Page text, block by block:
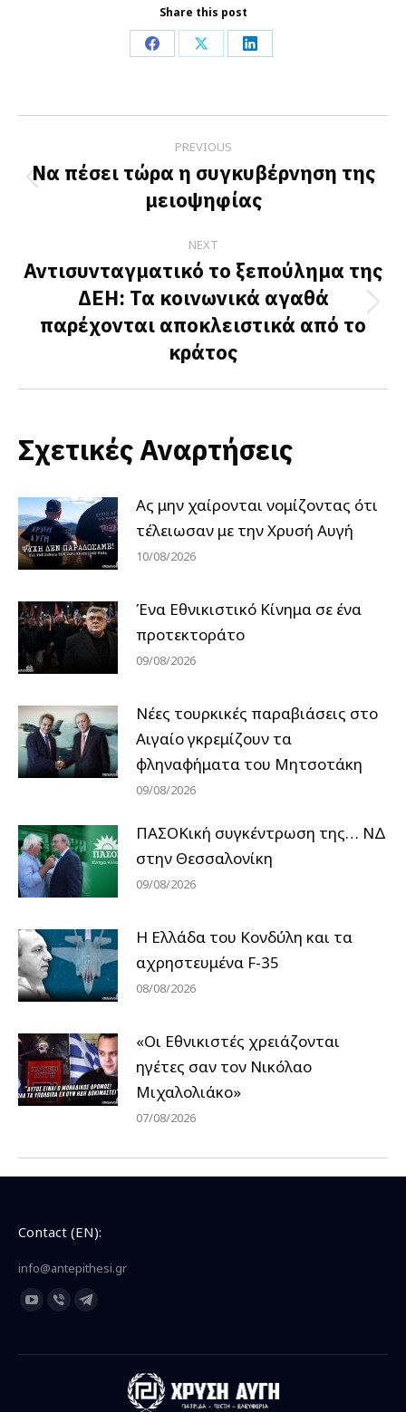
Share this post
Share
Facebook
Share
X
Share
LinkedIn
navigation
PREVIOUS
Previous
post:
Να πέσει τώρα η συγκυβέρνηση της
μειοψηφίας
NEXT
Next
post:
Αντισυνταγματικό το ξεπούλημα της
ΔΕΗ: Τα κοινωνικά αγαθά
παρέχονται αποκλειστικά από το
κράτος
Σχετικές Αναρτήσεις
Ας μην χαίρονται νομίζοντας ότι
τέλειωσαν με την Χρυσή Αυγή
10/08/2026
Ένα Εθνικιστικό Κίνημα σε ένα
προτεκτοράτο
09/08/2026
Νέες τουρκικές παραβιάσεις στο
Αιγαίο γκρεμίζουν τα
φληναφήματα του Μητσοτάκη
09/08/2026
ΠΑΣΟΚική συγκέντρωση της… ΝΔ
στην Θεσσαλονίκη
09/08/2026
Η Ελλάδα του Κονδύλη και τα
αχρηστευμένα F-35
08/08/2026
«Οι Εθνικιστές χρειάζονται
ηγέτες σαν τον Νικόλαο
Μιχαλολιάκο»
07/08/2026
Contact (EN):
info@antepithesi.gr
Find us on:
YouTube
opens
Viber
opens
Telegram
opens